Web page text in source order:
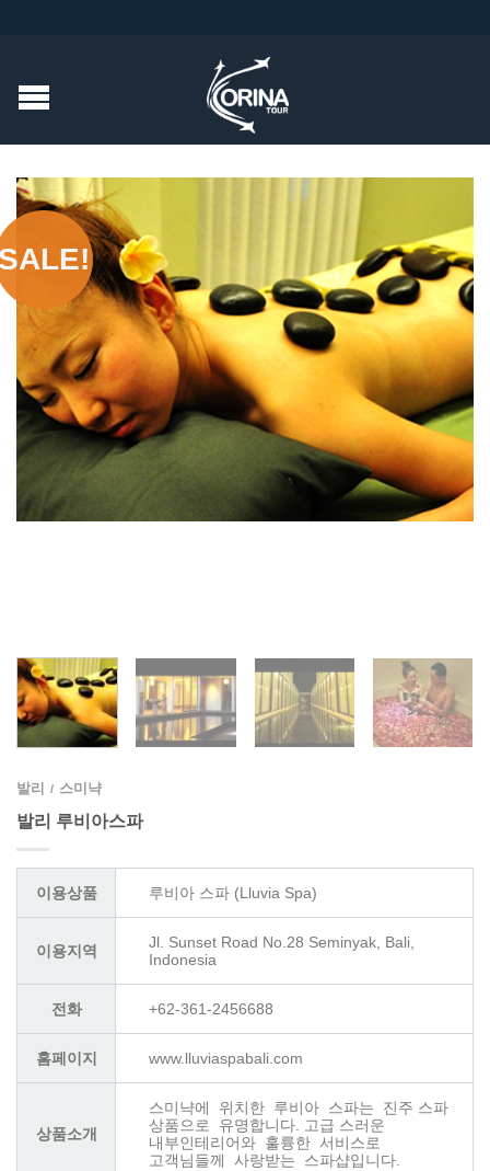
발리 / 스미냑
발리 루비아스파
이용상품 루비아 스파 (Lluvia Spa)
이용지역
Jl. Sunset Road No.28 Seminyak, Bali,
Indonesia
전화 +62-361-2456688
홈페이지 www.lluviaspabali.com
상품소개
스미냑에 위치한 루비아 스파는 진주 스파
상품으로 유명합니다. 고급 스러운
내부인테리어와 훌륭한 서비스로
고객님들께 사랑받는 스파샵입니다.